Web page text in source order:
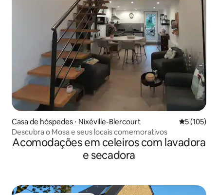
Casa de hóspedes ⋅ Nixéville-Blercourt 5 de uma
5 (105)
Descubra o Mosa e seus locais comemorativos
Acomodações em celeiros com lavadora
e secadora